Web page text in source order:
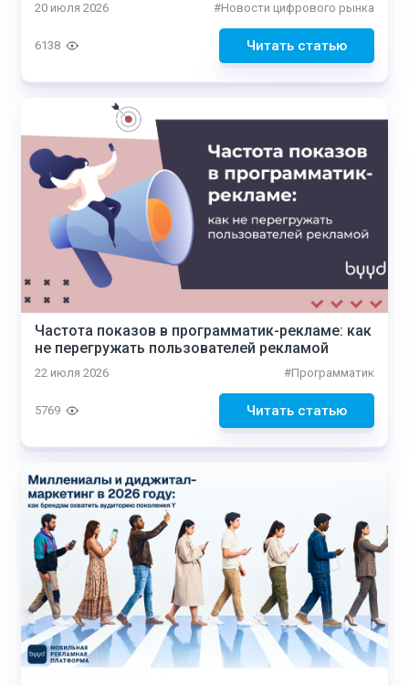
20 июля 2026 #Новости цифрового рынка
Читать статью
6138
Частота показов в программатик-рекламе: как
не перегружать пользователей рекламой
22 июля 2026 #Программатик
Читать статью
5769